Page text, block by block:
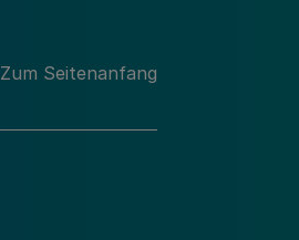
Zum Seitenanfang